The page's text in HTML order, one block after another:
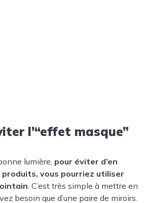
l’“effet masque”
lumière, pour éviter d’en
vous pourriez utiliser
. C’est très simple à mettre en
besoin que d’une paire de miroirs.